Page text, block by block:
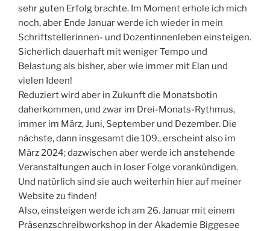
sehr guten Erfolg brachte. Im Moment erhole ich mich
noch, aber Ende Januar werde ich wieder in mein
Schriftstellerinnen- und Dozentinnenleben einsteigen.
Sicherlich dauerhaft mit weniger Tempo und
Belastung als bisher, aber wie immer mit Elan und
vielen Ideen!
Reduziert wird aber in Zukunft die Monatsbotin
daherkommen, und zwar im Drei-Monats-Rythmus,
immer im März, Juni, September und Dezember. Die
nächste, dann insgesamt die 109., erscheint also im
März 2024; dazwischen aber werde ich anstehende
Veranstaltungen auch in loser Folge vorankündigen.
Und natürlich sind sie auch weiterhin hier auf meiner
Website zu finden!
Also, einsteigen werde ich am 26. Januar mit einem
Präsenzschreibworkshop in der Akademie Biggesee